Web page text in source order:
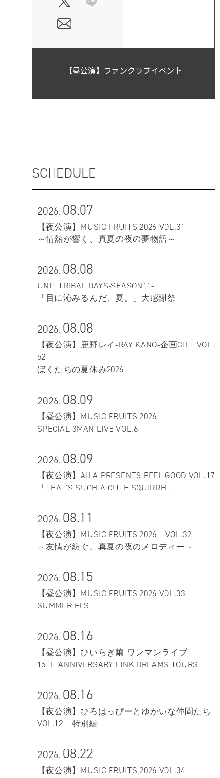
【昼公演】ファンクラブイベント
SCHEDULE
2026.08.07
【夜公演】MUSIC FRUITS 2026 VOL.31
～情熱が響く、真夏の夜の夢物語～
2026.08.08
UNIT TRIBAL DAYS-SEASON11-
「目に沁みるんだ、夏。」大感謝祭
2026.08.08
【夜公演】鹿野レイ-RAY KANO-企画GIFT VOL.
52
ぼくたちの夏休み2026
2026.08.09
【昼公演】MUSIC FRUITS 2026
SPECIAL 3MAN LIVE VOL.6
2026.08.09
【夜公演】AILA PRESENTS FEEL GOOD VOL.17
「THAT'S SUCH A CUTE SQUIRREL」
2026.08.11
【夜公演】MUSIC FRUITS 2026 VOL.32
～友情が紡ぐ、真夏の夜のメロディー～
2026.08.15
【昼公演】MUSIC FRUITS 2026 VOL.33
SUMMER FES
2026.08.16
【昼公演】ひいらぎ繭-ワンマンライブ
15TH ANNIVERSARY LINK DREAMS TOURS
2026.08.16
【夜公演】ひろはっぴーとゆかいな仲間たち
VOL.12 特別編
2026.08.22
【夜公演】MUSIC FRUITS 2026 VOL.34